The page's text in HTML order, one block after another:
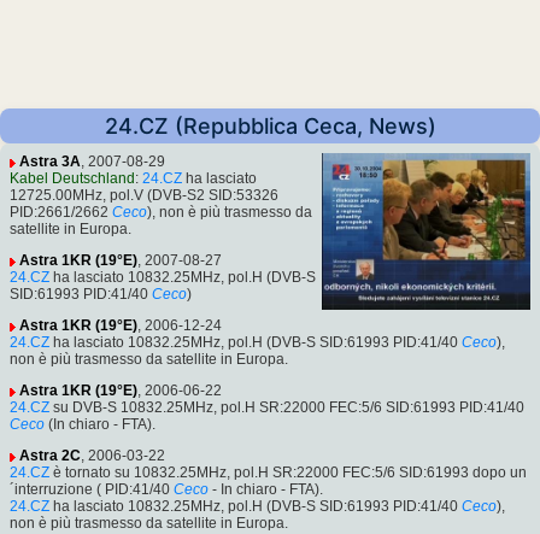
24.CZ (Repubblica Ceca, News)
Astra 3A, 2007-08-29
Kabel Deutschland : 24.CZ ha lasciato
12725.00MHz, pol.V (DVB-S2 SID:53326
PID:2661/2662 Ceco), non è più trasmesso da
satellite in Europa.
Astra 1KR (19°E), 2007-08-27
24.CZ ha lasciato 10832.25MHz, pol.H (DVB-S
SID:61993 PID:41/40 Ceco)
Astra 1KR (19°E), 2006-12-24
24.CZ ha lasciato 10832.25MHz, pol.H (DVB-S SID:61993 PID:41/40 Ceco),
non è più trasmesso da satellite in Europa.
Astra 1KR (19°E), 2006-06-22
24.CZ su DVB-S 10832.25MHz, pol.H SR:22000 FEC:5/6 SID:61993 PID:41/40
Ceco (In chiaro - FTA).
Astra 2C, 2006-03-22
24.CZ è tornato su 10832.25MHz, pol.H SR:22000 FEC:5/6 SID:61993 dopo un
´interruzione ( PID:41/40 Ceco - In chiaro - FTA).
24.CZ ha lasciato 10832.25MHz, pol.H (DVB-S SID:61993 PID:41/40 Ceco),
non è più trasmesso da satellite in Europa.